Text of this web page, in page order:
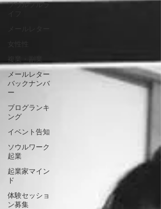
ソウルフルラ
複業・副業
メールレター
バックナンバ
ー
ブログランキ
ング
イベント告知
ソウルワーク
起業
起業家マイン
ド
体験セッショ
ン募集